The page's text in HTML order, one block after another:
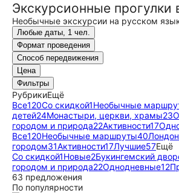
Экскурсионные прогулки
Необычные экскурсии на русском
Любые даты, 1 чел.
Формат проведения
Способ передвижения
Цена
Фильтры
РубрикиЕщё
Все120Со скидкой1Необычные
детей24Монастыри, церкви, храмы23
городом и природа22Активности17
Все120Необычные маршруты40
городом31Активности17Лучшие57Ещё
Со скидкой1Новые2Букингемский
городом и природа22Однодневные12
63 предложения
По популярности